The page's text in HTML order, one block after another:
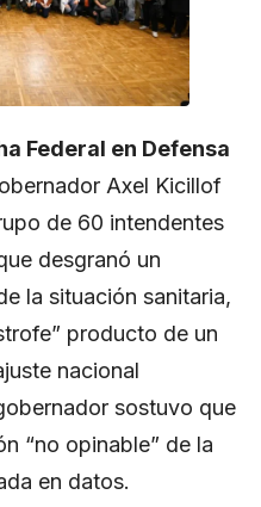
Federal en Defensa
Axel Kicillof
de 60 intendentes
desgranó un
la situación sanitaria,
producto de un
nacional
sostuvo que
“no opinable” de la
en datos.